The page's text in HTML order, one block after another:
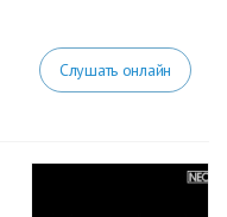
Слушать онлайн